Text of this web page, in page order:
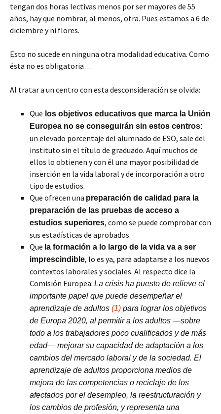
tengan dos horas lectivas menos por ser mayores de 55
años, hay que nombrar, al menos, otra. Pues estamos a 6 de
diciembre y ni flores.
Esto no sucede en ninguna otra modalidad educativa. Como
ésta no es obligatoria…
Al tratar a un centro con esta desconsideración se olvida:
Que los objetivos educativos que marca la Unión
Europea no se conseguirán sin estos centros:
un elevado porcentaje del alumnado de ESO, sale del
instituto sin el título de graduado. Aquí muchos de
ellos lo obtienen y con él una mayor posibilidad de
inserción en la vida laboral y de incorporación a otro
tipo de estudios.
Que ofrecen una preparación de calidad para la
preparación de las pruebas de acceso a
estudios superiores, como se puede comprobar con
sus estadísticas de aprobados.
Que la formación a lo largo de la vida va a ser
imprescindible, lo es ya, para adaptarse a los nuevos
contextos laborales y sociales. Al respecto dice la
Comisión Europea: La crisis ha puesto de relieve el
importante papel que puede desempeñar el
aprendizaje de adultos (1) para lograr los objetivos
de Europa 2020, al permitir a los adultos —sobre
todo a los trabajadores poco cualificados y de más
edad— mejorar su capacidad de adaptación a los
cambios del mercado laboral y de la sociedad. El
aprendizaje de adultos proporciona medios de
mejora de las competencias o reciclaje de los
afectados por el desempleo, la reestructuración y
los cambios de profesión, y representa una